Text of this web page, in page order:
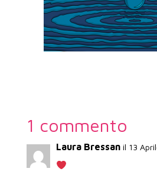
1 commento
Laura Bressan il 13